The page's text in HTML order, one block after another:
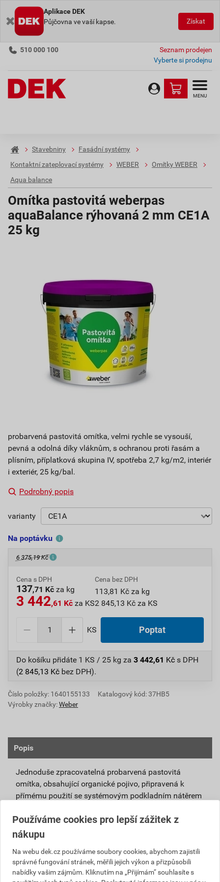
Aplikace DEK
Půjčovna ve vaší kapse.
Získat
510 000 100
Seznam prodejen
Vyberte si prodejnu
MENU
Stavebniny
Fasádní systémy
Kontaktní zateplovací systémy
WEBER
Omítky WEBER
Aqua balance
Omítka pastovitá weberpas
aquaBalance rýhovaná 2 mm CE1A
25 kg
probarvená pastovitá omítka, velmi rychle se vysouší,
pevná a odolná díky vláknům, s ochranou proti řasám a
plísním, příplatková skupina IV, spotřeba 2,7 kg/m2, interiér
i exteriér, 25 kg/bal.
Podrobný popis
varianty
Na poptávku
6 375,19 Kč
Cena s DPH
137,71 Kč za kg
3 442,61 Kč za KS
Cena bez DPH
113,81 Kč za kg
2 845,13 Kč za KS
KS Poptat
Do košíku přidáte 1 KS / 25 kg za 3 442,61 Kč s DPH
(2 845,13 Kč bez DPH).
Číslo položky: 1640155133
Katalogový kód: 37HB5
Výrobky značky:Weber
Popis
Jednoduše zpracovatelná probarvená pastovitá
omítka, obsahující organické pojivo, připravená k
přímému použití se systémovým podkladním nátěrem
Vlivem ochlazování vnějšího souvrství
zateplovacích systémů v nočních hodinách,
dochází ke kondenzaci vody na povrchu, která
vytváří živnou půdu pro růst nevzhledných řas.
Povrch omítky weberpas aquaBalance dokáže
Používáme cookies pro lepší zážitek z
nákupu
Na webu dek.cz používáme soubory cookies, abychom zajistili
správné fungování stránek, měřili jejich výkon a přizpůsobili
nabídky vašim zájmům. Kliknutím na „Přijímám“ souhlasíte s